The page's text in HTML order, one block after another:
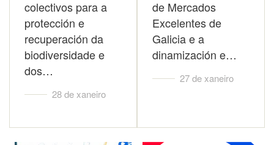
colectivos para a
protección e
recuperación da
biodiversidade e
dos…
28 de xaneiro
de Mercados
Excelentes de
Galicia e a
dinamización e…
27 de xaneiro